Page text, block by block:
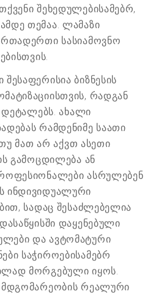
შეხედულებისამებრ,
თემაა. ლამაზი
სასიამოვნო
ბიზნესის
რადგან
დეტალებს. ახალი
რამდენიმე საათი
მათ არ აქვთ ასეთი
გამოცდილება ან
ასრულებენ
ინდივიდუალური
სადაც შესაძლებელია
დაყენებული
და ავტომატური
საჭიროებისამებრ
მორგებული იყოს.
მდგომარეობის რეალური